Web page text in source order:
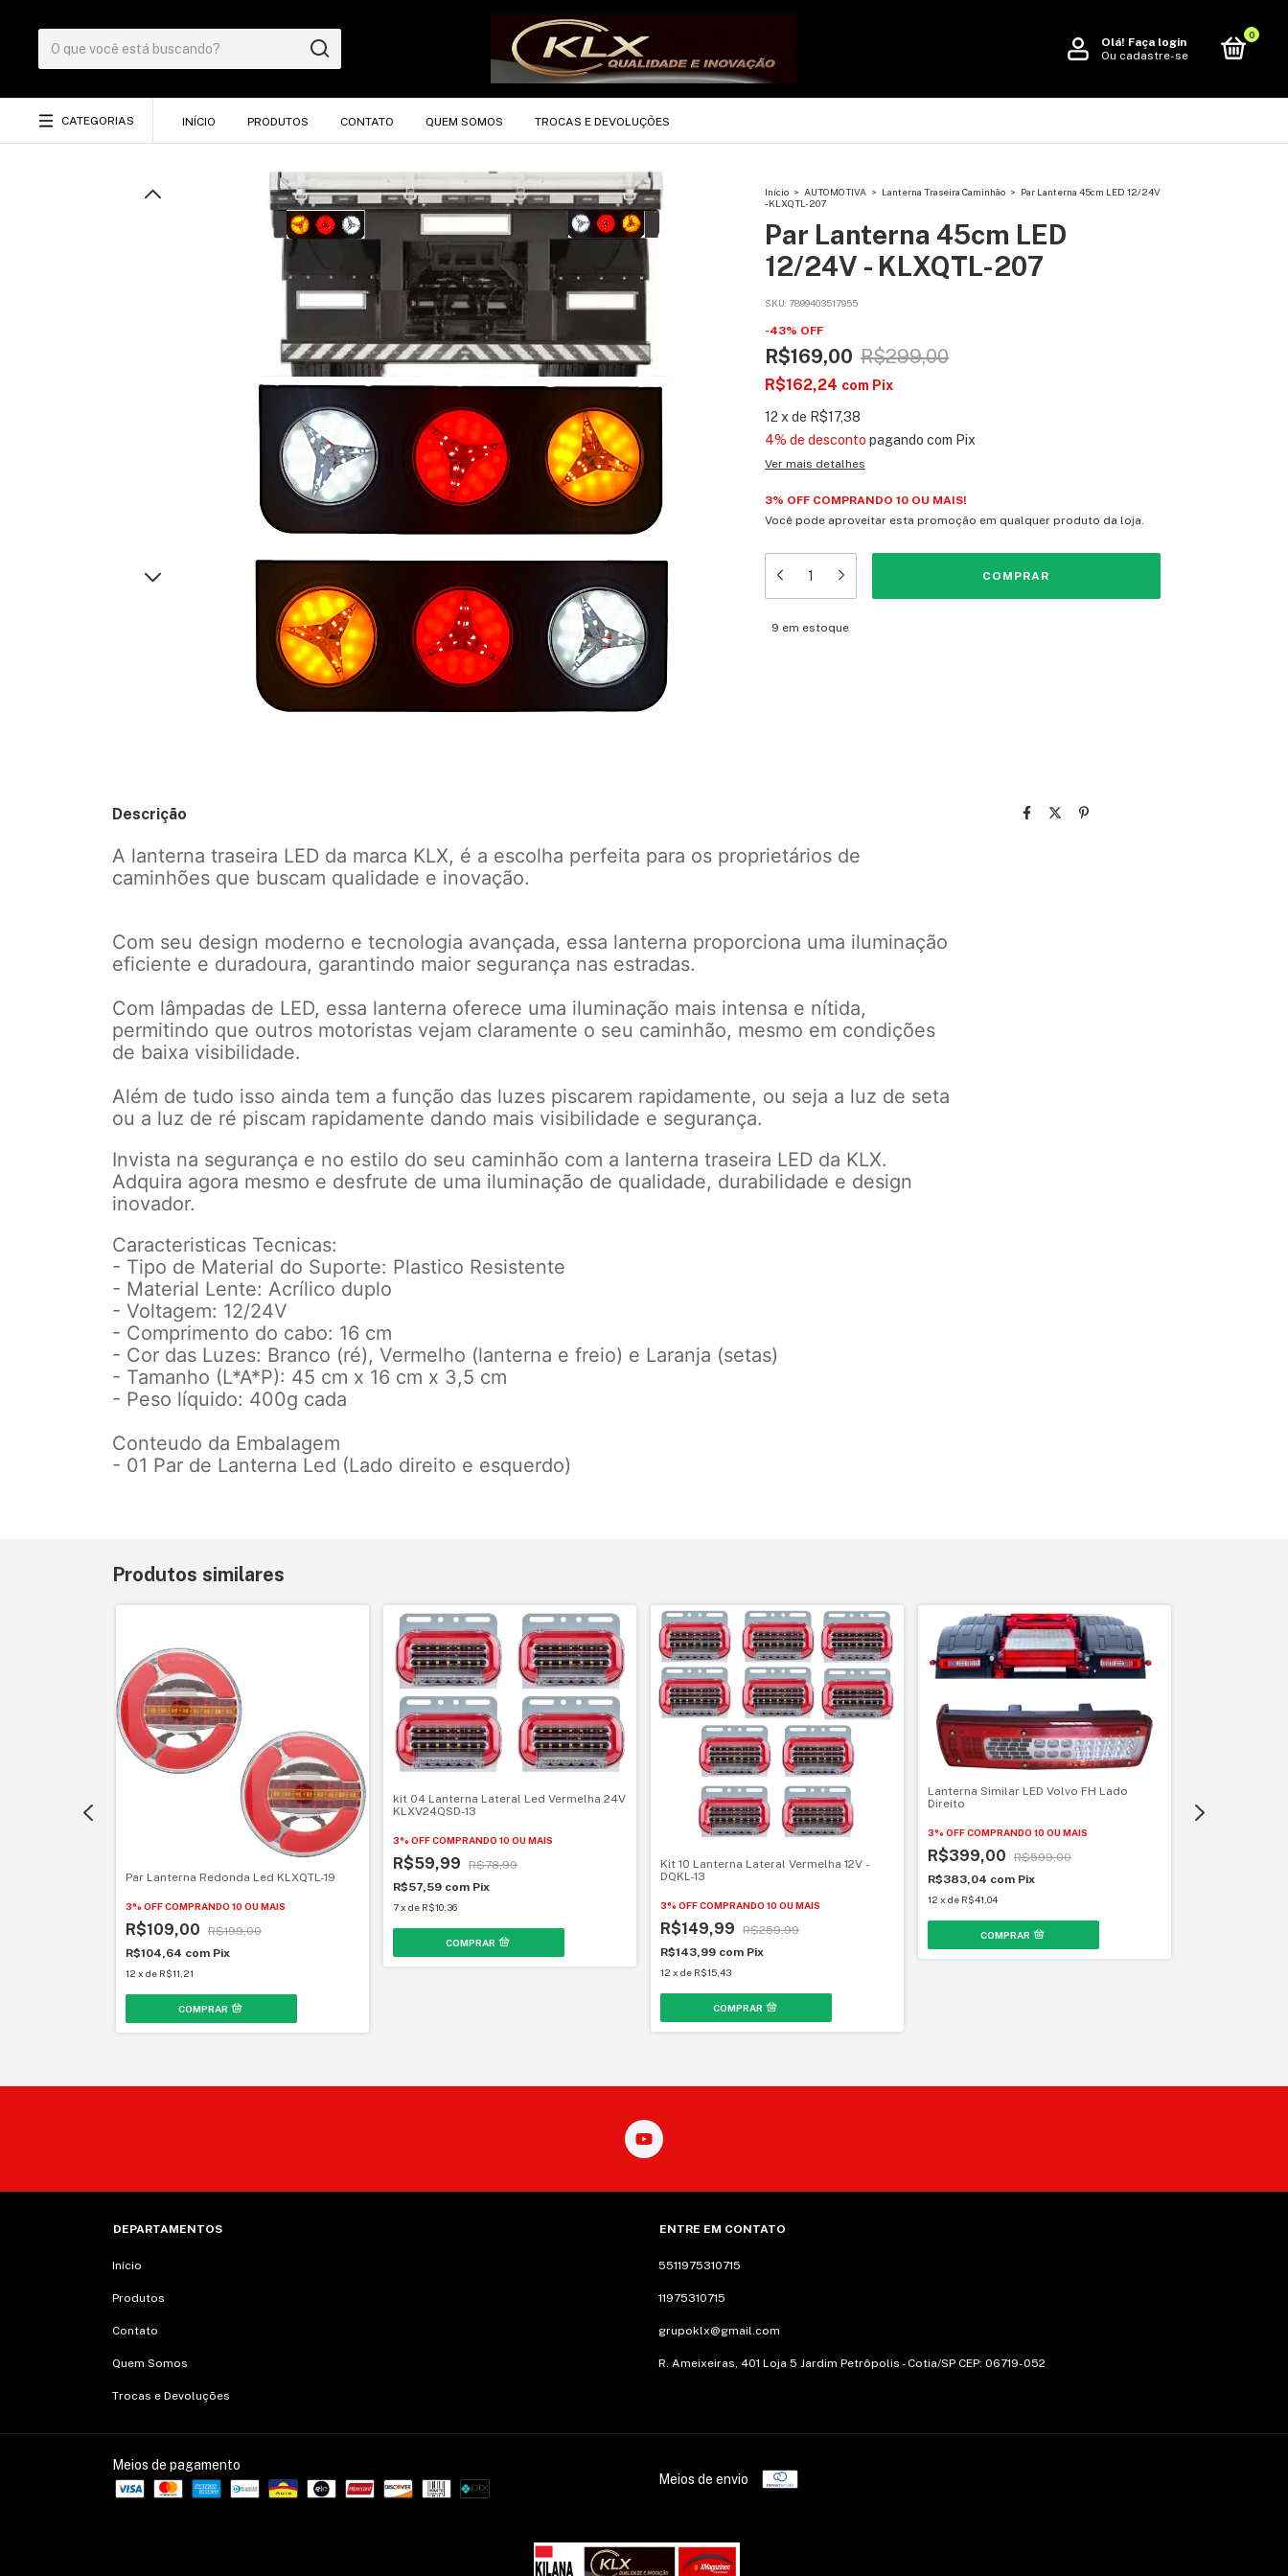
Olá! Faça login
Ou cadastre-se
0
CATEGORIAS INÍCIO PRODUTOS CONTATO QUEM SOMOS TROCAS E DEVOLUÇÕES
Início > AUTOMOTIVA > Lanterna Traseira Caminhão > Par Lanterna 45cm LED 12/24V
- KLXQTL-207
Par Lanterna 45cm LED
12/24V - KLXQTL-207
SKU: 7899403517955
-43% OFF
R$169,00 R$299,00
R$162,24 com Pix
12 x de R$17,38
4% de desconto pagando com Pix
Ver mais detalhes
3% OFF COMPRANDO 10 OU MAIS!
Você pode aproveitar esta promoção em qualquer produto da loja.
9 em estoque
Descrição
A lanterna traseira LED da marca KLX, é a escolha perfeita para os proprietários de
caminhões que buscam qualidade e inovação.
Com seu design moderno e tecnologia avançada, essa lanterna proporciona uma iluminação
eficiente e duradoura, garantindo maior segurança nas estradas.
Com lâmpadas de LED, essa lanterna oferece uma iluminação mais intensa e nítida,
permitindo que outros motoristas vejam claramente o seu caminhão, mesmo em condições
de baixa visibilidade.
Além de tudo isso ainda tem a função das luzes piscarem rapidamente, ou seja a luz de seta
ou a luz de ré piscam rapidamente dando mais visibilidade e segurança.
Invista na segurança e no estilo do seu caminhão com a lanterna traseira LED da KLX.
Adquira agora mesmo e desfrute de uma iluminação de qualidade, durabilidade e design
inovador.
Caracteristicas Tecnicas:
- Tipo de Material do Suporte: Plastico Resistente
- Material Lente: Acrílico duplo
- Voltagem: 12/24V
- Comprimento do cabo: 16 cm
- Cor das Luzes: Branco (ré), Vermelho (lanterna e freio) e Laranja (setas)
- Tamanho (L*A*P): 45 cm x 16 cm x 3,5 cm
- Peso líquido: 400g cada
Conteudo da Embalagem
- 01 Par de Lanterna Led (Lado direito e esquerdo)
Produtos similares
Par Lanterna Redonda Led KLXQTL-19
3% OFFCOMPRANDO 10 OU MAIS
R$109,00
R$199,00
R$104,64 com Pix
12 x de R$11,21
kit 04 Lanterna Lateral Led Vermelha 24V
KLXV24QSD-13
3% OFFCOMPRANDO 10 OU MAIS
R$59,99
R$78,99
R$57,59 com Pix
7x de R$10,36
Kit 10 Lanterna Lateral Vermelha 12V -
DQKL-13
3% OFFCOMPRANDO 10 OU MAIS
R$149,99
R$259,99
R$143,99 com Pix
12 x de R$15,43
Lanterna Similar LED Volvo FH Lado
Direito
3% OFFCOMPRANDO 10 OU MAIS
R$399,00
R$599,00
R$383,04 com Pix
12 x de R$41,04
3% OFF
DEPARTAMENTOS
Início
Produtos
Contato
Quem Somos
Trocas e Devoluções
ENTRE EM CONTATO
5511975310715
11975310715
grupoklx@gmail.com
R. Ameixeiras, 401 Loja 5 Jardim Petrôpolis - Cotia/SP CEP: 06719-052
Meios de pagamento
Meios de envio